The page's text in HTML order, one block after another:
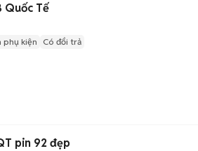
Quốc Tế
phụ kiện Có đổi trả
lại iPhone 12 128GB QT pin 92 đẹp